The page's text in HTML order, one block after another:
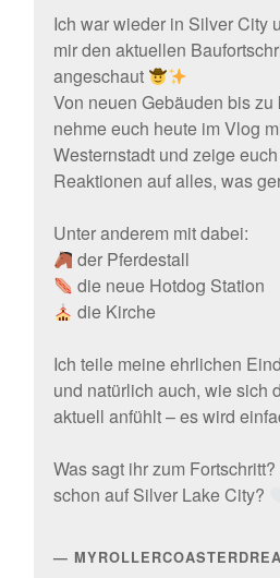
Ich war wieder in Silver City
mir den aktuellen
angeschaut
Von neuen Gebäuden bis
nehme euch heute im Vlog
Westernstadt und zeige
Reaktionen auf alles, was
Unter anderem mit dabei:
der Pferdestall
die neue Hotdog Station
die Kirche
Ich teile meine ehrlichen
und natürlich auch, wie sich
aktuell anfühlt – es wird
Was sagt ihr zum
schon auf Silver Lake City?